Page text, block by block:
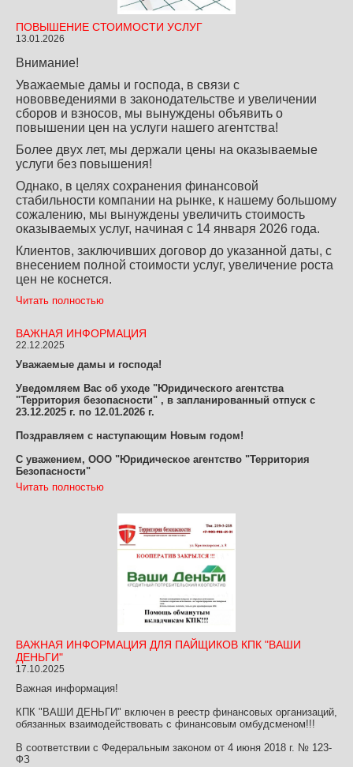
ПОВЫШЕНИЕ СТОИМОСТИ УСЛУГ
13.01.2026
Внимание!
Уважаемые дамы и господа, в связи с
нововведениями в законодательстве и увеличении
сборов и взносов, мы вынуждены объявить о
повышении цен на услуги нашего агентства!
Более двух лет, мы держали цены на оказываемые
услуги без повышения!
Однако, в целях сохранения финансовой
стабильности компании на рынке, к нашему большому
сожалению, мы вынуждены увеличить стоимость
оказываемых услуг, начиная с 14 января 2026 года.
Клиентов, заключивших договор до указанной даты, с
внесением полной стоимости услуг, увеличение роста
цен не коснется.
Читать полностью
ВАЖНАЯ ИНФОРМАЦИЯ
22.12.2025
Уважаемые дамы и господа!
Уведомляем Вас об уходе "Юридического агентства
"Территория безопасности" , в запланированный отпуск с
23.12.2025 г. по 12.01.2026 г.
Поздравляем с наступающим Новым годом!
С уважением, ООО "Юридическое агентство "Территория
Безопасности"
Читать полностью
ВАЖНАЯ ИНФОРМАЦИЯ ДЛЯ ПАЙЩИКОВ КПК "ВАШИ
ДЕНЬГИ"
17.10.2025
Важная информация!
КПК "ВАШИ ДЕНЬГИ" включен в реестр финансовых организаций,
обязанных взаимодействовать с финансовым омбудсменом!!!
В соответствии с Федеральным законом от 4 июня 2018 г. № 123-
ФЗ